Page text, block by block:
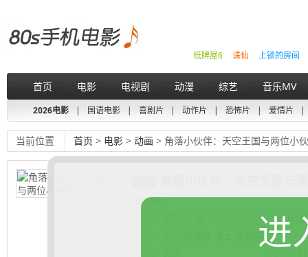
上锁的房间
诛仙
纸牌屋6
首页 电影 电视剧 动漫 综艺 音乐MV
2026电影 | 国语电影 | 喜剧片 | 动作片 | 恐怖片 | 爱情片 |
当前位置 首页 > 电影 > 动画 > 角落小伙伴：天空王国与两位小
第06集
剧场版 角落小伙伴 从天而降的云
井之原快彦 本上真奈美进